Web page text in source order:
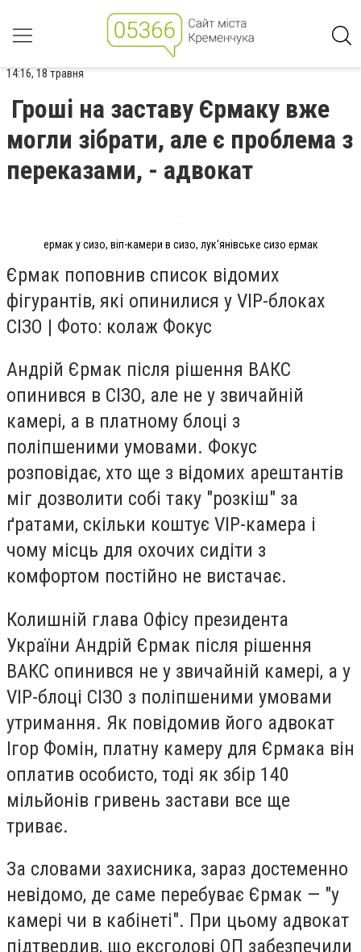
14:16, 18 травня
Гроші на заставу Єрмаку вже
могли зібрати, але є проблема з
переказами, - адвокат
ермак у сизо, віп-камери в сизо, лук'янівське сизо ермак
Єрмак поповнив список відомих
фігурантів, які опинилися у VIP-блоках
СІЗО | Фото: колаж Фокус
Андрій Єрмак після рішення ВАКС
опинився в СІЗО, але не у звичайній
камері, а в платному блоці з
поліпшеними умовами. Фокус
розповідає, хто ще з відомих арештантів
міг дозволити собі таку "розкіш" за
ґратами, скільки коштує VIP-камера і
чому місць для охочих сидіти з
комфортом постійно не вистачає.
Колишній глава Офісу президента
України Андрій Єрмак після рішення
ВАКС опинився не у звичайній камері, а у
VIP-блоці СІЗО з поліпшеними умовами
утримання. Як повідомив його адвокат
Ігор Фомін, платну камеру для Єрмака він
оплатив особисто, тоді як збір 140
мільйонів гривень застави все ще
триває.
За словами захисника, зараз достеменно
невідомо, де саме перебуває Єрмак — "у
камері чи в кабінеті". При цьому адвокат
підтвердив, що ексголові ОП забезпечили